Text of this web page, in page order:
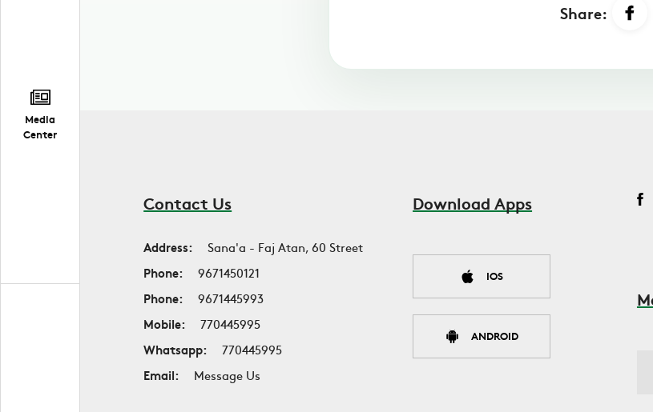
Media
Center
Share:
Contact Us
Address:
Sana'a - Faj Atan, 60 Street
Phone:
9671450121
Phone:
9671445993
Mobile:
770445995
Whatsapp:
770445995
Email:
Message Us
Download Apps
IOS
ANDROID